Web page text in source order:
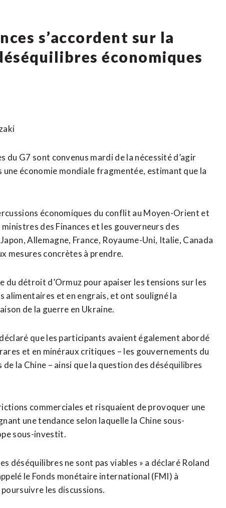
s’accordent sur la
économiques
du G7 sont convenus mardi de la nécessité d’agir
économie mondiale fragmentée, estimant que la
économiques du conflit au Moyen-Orient et
des ‌Finances et les gouverneurs des
Allemagne, France, Royaume-Uni, ⁠Italie, Canada
mesures concrètes à prendre.
détroit d’Ormuz pour apaiser les tensions sur les
alimentaires et en engrais, et ont souligné la
de la ​guerre en Ukraine.
que les participants avaient également abordé
et en minéraux critiques – les gouvernements du
la Chine – ainsi que la question des déséquilibres
commerciales et risquaient de provoquer une
une tendance selon laquelle la Chine sous-
sous-investit.
déséquilibres ne sont pas viables » a déclaré Roland
le Fonds monétaire international (FMI) à
les discussions.